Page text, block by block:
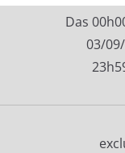
Das
03/